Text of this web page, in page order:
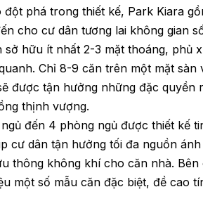
phá trong thiết kế, Park Kiara
cho cư dân tương lai không gian
hữu ít nhất 2-3 mặt thoáng, phủ
Chỉ 8-9 căn trên một mặt
được tận hưởng những đặc quyền
thịnh vượng.
đến 4 phòng ngủ được thiết kế
cư dân tận hưởng tối đa nguồn
thông không khí cho căn nhà.
một số mẫu căn đặc biệt, đề cao